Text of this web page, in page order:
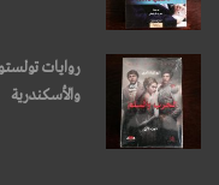
روايات
والأسكندرية